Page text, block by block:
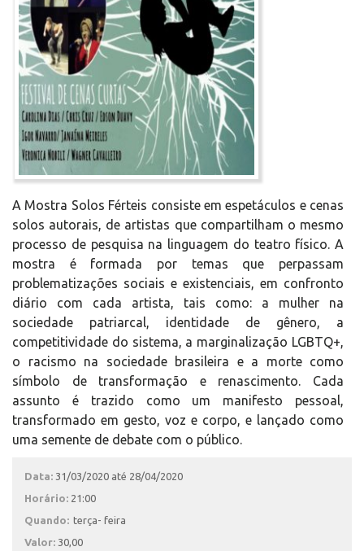
A Mostra Solos Férteis consiste em espetáculos e cenas
solos autorais, de artistas que compartilham o mesmo
processo de pesquisa na linguagem do teatro físico. A
mostra é formada por temas que perpassam
problematizações sociais e existenciais, em confronto
diário com cada artista, tais como: a mulher na
sociedade patriarcal, identidade de gênero, a
competitividade do sistema, a marginalização LGBTQ+,
o racismo na sociedade brasileira e a morte como
símbolo de transformação e renascimento. Cada
assunto é trazido como um manifesto pessoal,
transformado em gesto, voz e corpo, e lançado como
uma semente de debate com o público.
Data: 31/03/2020 até 28/04/2020
Horário: 21:00
Quando: terça- feira
Valor: 30,00